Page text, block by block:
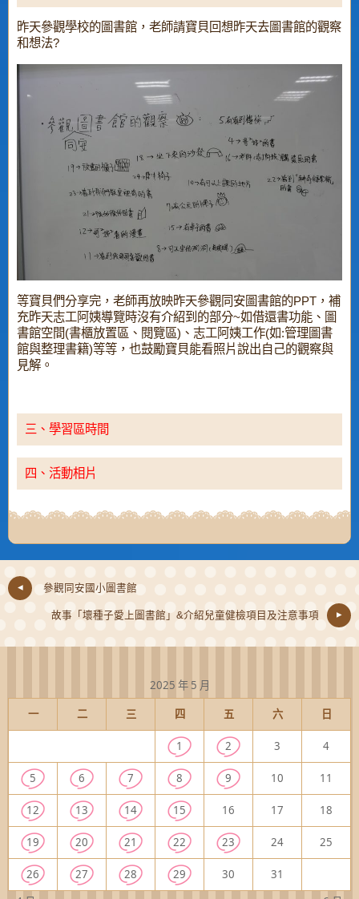
昨天參觀學校的圖書館，老師請寶貝回想昨天去圖書館的觀察
和想法?
等寶貝們分享完，老師再放映昨天參觀同安圖書館的PPT，補
充昨天志工阿姨導覽時沒有介紹到的部分~如借還書功能、圖
書館空間(書櫃放置區、閱覽區)、志工阿姨工作(如:管理圖書
館與整理書籍)等等，也鼓勵寶貝能看照片說出自己的觀察與
見解。
三、學習區時間
四、活動相片
參觀同安國小圖書館
故事「壞種子愛上圖書館」&介紹兒童健檢項目及注意事項
2025 年 5 月
一
二 三 四 五 六 日
1 2 3 4
5 6 7 8 9 10 11
12 13 14 15 16 17 18
19 20 21 22 23 24 25
26 27 28 29 30 31